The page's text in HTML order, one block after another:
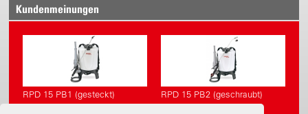
Kundenmeinungen
RPD 15 PB1 (gesteckt)
RPD 15 PB2 (geschraubt)
mit PR 3